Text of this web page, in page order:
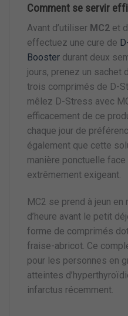
Comment se servir
Avant d’utiliser MC2 et
effectuez une cure de
Booster durant deux
jours, prenez un sachet
trois comprimés de D-
mêlez D-Stress avec
efficacement de ce
chaque jour de
également que cette
manière ponctuelle face
extrêmement exigeant.
MC2 se prend à jeun
d’heure avant le petit
forme de comprimés
fraise-abricot. Ce
pour les personnes en
atteintes
infarctus récemment.